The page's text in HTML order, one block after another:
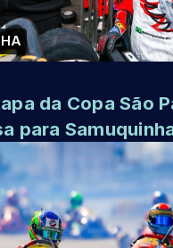
da Copa São
para